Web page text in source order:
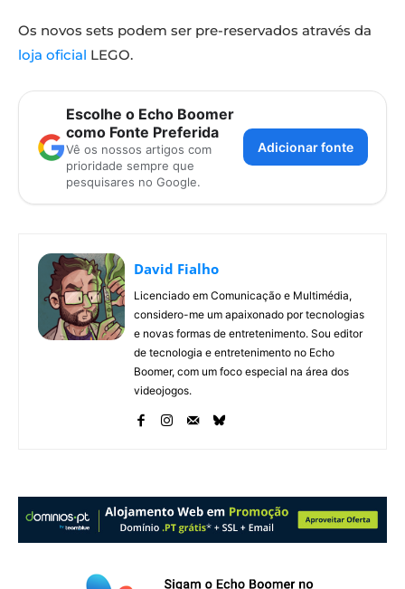
Os novos sets podem ser pre-reservados através da
loja oficial LEGO.
Escolhe o Echo Boomer
como Fonte Preferida
Vê os nossos artigos com
prioridade sempre que
pesquisares no Google.
Adicionar fonte
David Fialho
Licenciado em Comunicação e Multimédia,
considero-me um apaixonado por tecnologias
e novas formas de entretenimento. Sou editor
de tecnologia e entretenimento no Echo
Boomer, com um foco especial na área dos
videojogos.